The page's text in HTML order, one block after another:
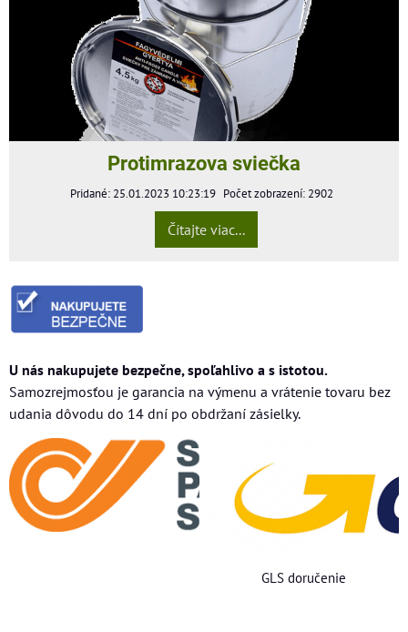
Protimrazova sviečka
Pridané: 25.01.2023 10:23:19 Počet zobrazení: 2902
Čítajte viac...
U nás nakupujete bezpečne, spoľahlivo a s istotou.
Samozrejmosťou je garancia na výmenu a vrátenie tovaru bez
udania dôvodu do 14 dní po obdržaní zásielky.
GLS doručenie